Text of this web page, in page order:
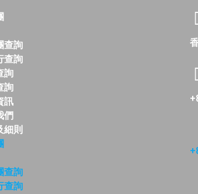
查詢
查詢
詢
詢
訊
們
細則
查詢
查詢